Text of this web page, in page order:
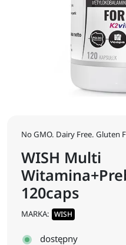
No GMO. Dairy Free. Gluten
WISH Multi
120caps
MARKA: WISH
dostępny